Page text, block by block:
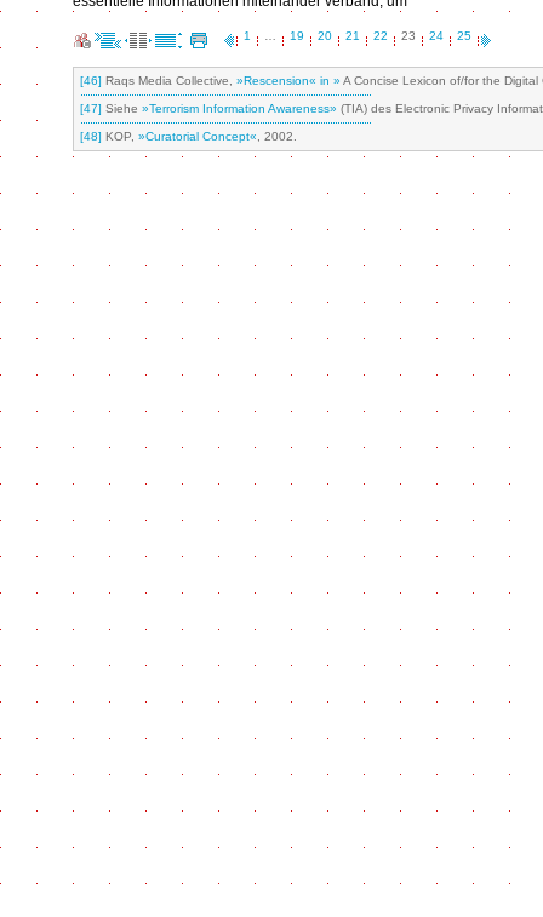
1 19 20 21 22 23 24 25
[46] Raqs Media Collective, »Rescension« in » A Concise Lexicon of/for the Digital
[47] Siehe »Terrorism Information Awareness» (TIA) des Electronic Privacy
[48] KOP, »Curatorial Concept« , 2002.